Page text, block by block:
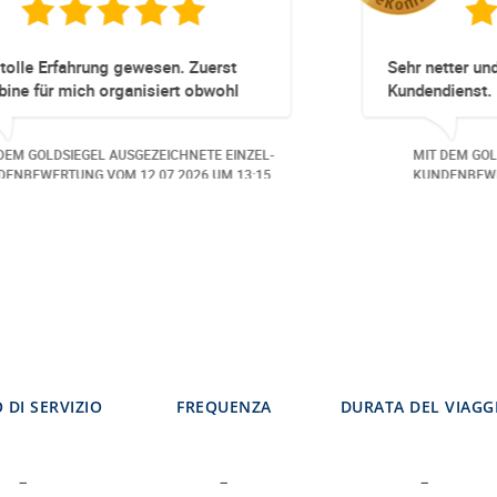
EINZEL-
UM 14:07.
Totz keinem Premium Zuggang hat
Umbuchung perfekt und Zeitnah
Danke speziell den 3 Damen!!!
MIT DEM GOLDSIEGEL AUSGEZEICHNETE
KUNDENBEWERTUNG VOM
23.06.2026UM
DI SERVIZIO FREQUENZA DURATA DEL
– – –